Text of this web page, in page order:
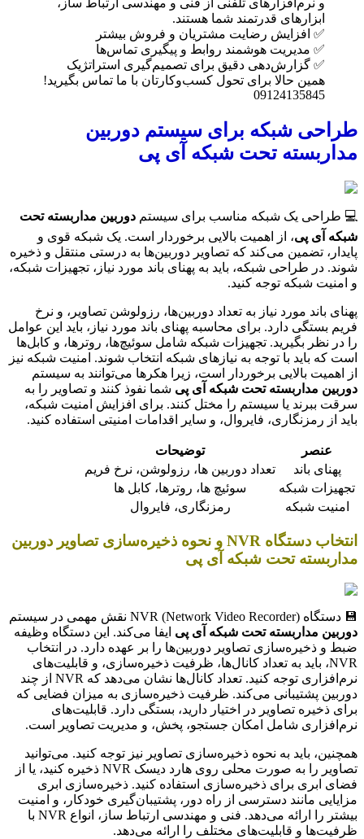
و نرم‌افزارهای تلفنی از فنی و مهندسی ارتباط ساز،
ابزارهای قدرتمند شما هستند.
✅ افزایش رضایت مشتریان و فروش بیشتر
✅ مدیریت هوشمند روابط و پیگیری تماس‌ها
✅ گزارش‌دهی دقیق برای تصمیم‌گیری استراتژیک
همین حالا برای تحول کسب‌وکارتان با ما تماس بگیرید!
09124135845
طراحی شبکه برای سیستم دوربین
مداربسته تحت شبکه آی پی
💻 طراحی یک شبکه مناسب برای سیستم دوربین مداربسته تحت
شبکه آی پی، از اهمیت بالایی برخوردار است. یک شبکه قوی و
پایدار، تضمین می‌کند که تصاویر دوربین‌ها به درستی منتقل و ذخیره
شوند. در طراحی شبکه، باید به پهنای باند مورد نیاز، تجهیزات شبکه،
و امنیت شبکه توجه کنید.
پهنای باند مورد نیاز به تعداد دوربین‌ها، رزولوشن تصاویر، و نرخ
فریم بستگی دارد. برای محاسبه پهنای باند مورد نیاز، باید این عوامل
را در نظر بگیرید. تجهیزات شبکه شامل سوئیچ‌ها، روترها، و کابل‌ها
است که باید با توجه به نیازهای شبکه انتخاب شوند. امنیت شبکه نیز
از اهمیت بالایی برخوردار است، زیرا هکرها می‌توانند به سیستم
دوربین مداربسته تحت شبکه آی پی شما نفوذ کنند و تصاویر را به
سرقت ببرند یا سیستم را مختل کنند. برای افزایش امنیت شبکه،
باید از رمزنگاری، فایروال، و سایر اقدامات امنیتی استفاده کنید.
عنصر
توضیحات
پهنای باند
تعداد دوربین ها، رزولوشن، نرخ فریم
تجهیزات شبکه
سوئیچ ها، روترها، کابل ها
امنیت شبکه
رمزنگاری، فایروال
انتخاب دستگاه NVR و نحوه ذخیره‌سازی تصاویر دوربین
مداربسته تحت شبکه آی پی
💾 دستگاه NVR (Network Video Recorder) نقش مهمی در سیستم
دوربین مداربسته تحت شبکه آی پی ایفا می‌کند. این دستگاه وظیفه
ضبط و ذخیره‌سازی تصاویر دوربین‌ها را بر عهده دارد. در انتخاب
NVR، باید به تعداد کانال‌ها، ظرفیت ذخیره‌سازی، و قابلیت‌های
نرم‌افزاری توجه کنید. تعداد کانال‌ها نشان می‌دهد که NVR از چند
دوربین پشتیبانی می‌کند. ظرفیت ذخیره‌سازی به میزان فضایی که
برای ذخیره تصاویر در اختیار دارید، بستگی دارد. قابلیت‌های
نرم‌افزاری شامل امکان جستجو، پخش، و مدیریت تصاویر است.
همچنین، باید به نحوه ذخیره‌سازی تصاویر نیز توجه کنید. می‌توانید
تصاویر را به صورت محلی روی هارد دیسک NVR ذخیره کنید، یا از
فضای ابری برای ذخیره‌سازی استفاده کنید. ذخیره‌سازی ابری
مزایایی مانند دسترسی از راه دور، پشتیبان‌گیری خودکار، و امنیت
بیشتر را ارائه می‌دهد. فنی و مهندسی ارتباط ساز، انواع NVR با
ظرفیت‌ها و قابلیت‌های مختلف را ارائه می‌دهد.